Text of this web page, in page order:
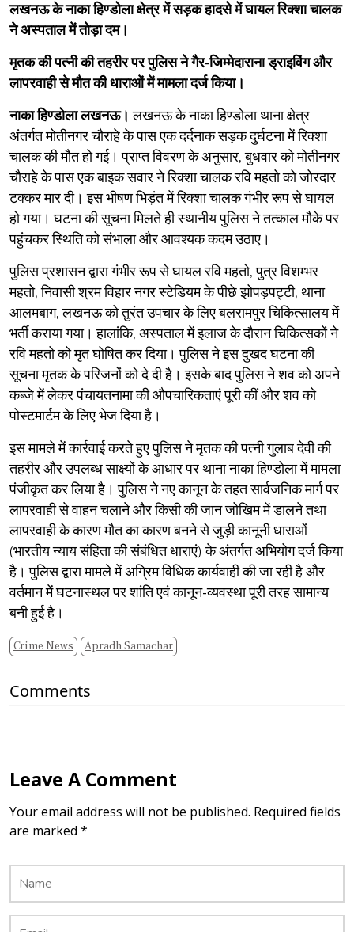
लखनऊ के नाका हिण्डोला क्षेत्र में सड़क हादसे में घायल रिक्शा चालक
ने अस्पताल में तोड़ा दम।
मृतक की पत्नी की तहरीर पर पुलिस ने गैर-जिम्मेदाराना ड्राइविंग और
लापरवाही से मौत की धाराओं में मामला दर्ज किया।
नाका हिण्डोला लखनऊ।लखनऊ के नाका हिण्डोला थाना क्षेत्र
अंतर्गत मोतीनगर चौराहे के पास एक दर्दनाक सड़क दुर्घटना में रिक्शा
चालक की मौत हो गई। प्राप्त विवरण के अनुसार, बुधवार को मोतीनगर
चौराहे के पास एक बाइक सवार ने रिक्शा चालक रवि महतो को जोरदार
टक्कर मार दी। इस भीषण भिड़ंत में रिक्शा चालक गंभीर रूप से घायल
हो गया। घटना की सूचना मिलते ही स्थानीय पुलिस ने तत्काल मौके पर
पहुंचकर स्थिति को संभाला और आवश्यक कदम उठाए।
​पुलिस प्रशासन द्वारा गंभीर रूप से घायल रवि महतो, पुत्र विशम्भर
महतो, निवासी श्रम विहार नगर स्टेडियम के पीछे झोपड़पट्टी, थाना
आलमबाग, लखनऊ को तुरंत उपचार के लिए बलरामपुर चिकित्सालय में
भर्ती कराया गया। हालांकि, अस्पताल में इलाज के दौरान चिकित्सकों ने
रवि महतो को मृत घोषित कर दिया। पुलिस ने इस दुखद घटना की
सूचना मृतक के परिजनों को दे दी है। इसके बाद पुलिस ने शव को अपने
कब्जे में लेकर पंचायतनामा की औपचारिकताएं पूरी कीं और शव को
पोस्टमार्टम के लिए भेज दिया है।
​इस मामले में कार्रवाई करते हुए पुलिस ने मृतक की पत्नी गुलाब देवी की
तहरीर और उपलब्ध साक्ष्यों के आधार पर थाना नाका हिण्डोला में मामला
पंजीकृत कर लिया है। पुलिस ने नए कानून के तहत सार्वजनिक मार्ग पर
लापरवाही से वाहन चलाने और किसी की जान जोखिम में डालने तथा
लापरवाही के कारण मौत का कारण बनने से जुड़ी कानूनी धाराओं
(भारतीय न्याय संहिता की संबंधित धाराएं) के अंतर्गत अभियोग दर्ज किया
है। पुलिस द्वारा मामले में अग्रिम विधिक कार्यवाही की जा रही है और
वर्तमान में घटनास्थल पर शांति एवं कानून-व्यवस्था पूरी तरह सामान्य
बनी हुई है।
Crime News Apradh Samachar
Comments
Leave A Comment
Your email address will not be published. Required fields
are marked *